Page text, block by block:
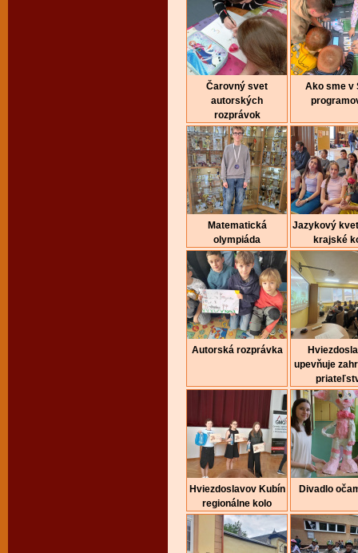
Čarovný svet
autorských
rozprávok
Ako sme v
Matematická
olympiáda
Jazykový
krajské
Autorská rozprávka
upevňuje
Hviezdoslavov Kubín
regionálne kolo
Divadlo